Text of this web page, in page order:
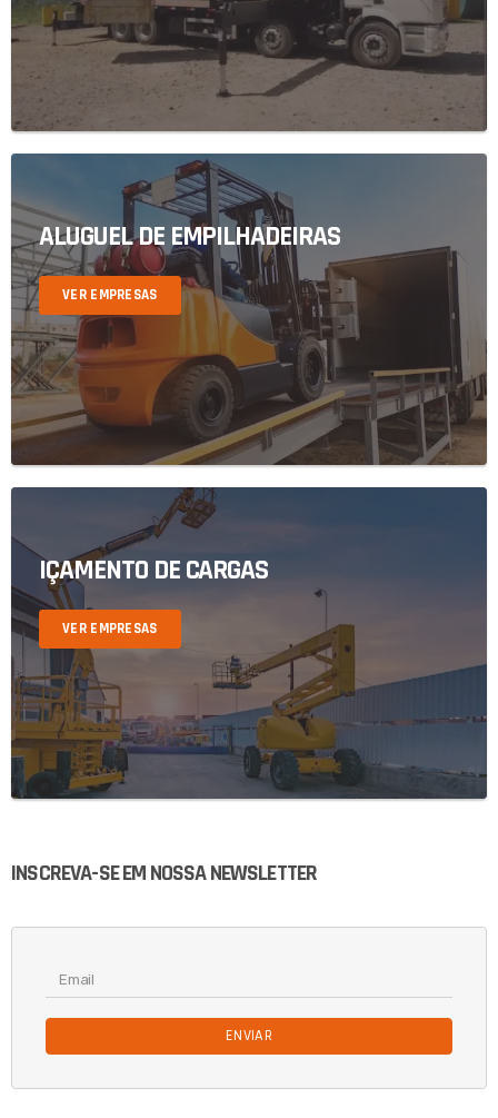
ALUGUEL DE EMPILHADEIRAS
VER EMPRESAS
IÇAMENTO DE CARGAS
VER EMPRESAS
INSCREVA-SE EM NOSSA NEWSLETTER
ENVIAR